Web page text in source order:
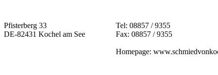
Pfisterberg 33
DE-82431 Kochel am See
Tel: 08857 / 9355
Fax: 08857 / 9355
Homepage: